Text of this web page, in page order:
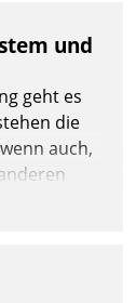
Allein
es nicht
und
geht es
die
auch,